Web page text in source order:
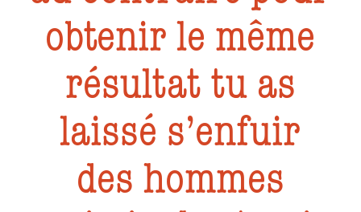
obtenir le même
résultat tu as
laissé s’enfuir
des hommes